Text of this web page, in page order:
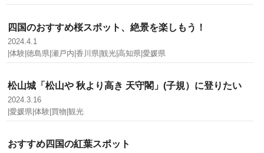
四国のおすすめ桜スポット、絶景を楽しもう！
2024.4.1
|体験|徳島県|瀬戸内|香川県|観光|高知県|愛媛県
松山城「松山や 秋より高き 天守閣」(子規）に登りたい
2024.3.16
|愛媛県|体験|買物|観光
おすすめ四国の紅葉スポット